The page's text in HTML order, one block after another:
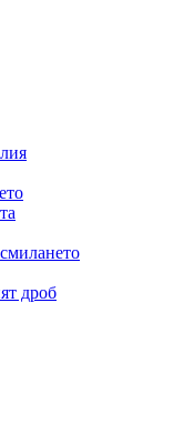
дроб